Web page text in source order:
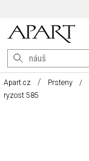
Apart.cz Prsteny
ryzost 585